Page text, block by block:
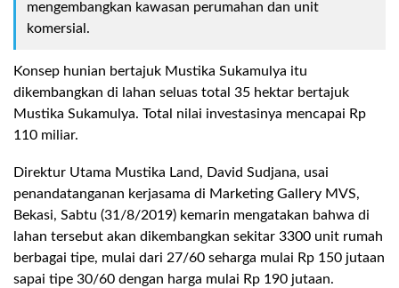
mengembangkan kawasan perumahan dan unit
komersial.
Konsep hunian bertajuk Mustika Sukamulya itu
dikembangkan di lahan seluas total 35 hektar bertajuk
Mustika Sukamulya. Total nilai investasinya mencapai Rp
110 miliar.
Direktur Utama Mustika Land, David Sudjana, usai
penandatanganan kerjasama di Marketing Gallery MVS,
Bekasi, Sabtu (31/8/2019) kemarin mengatakan bahwa di
lahan tersebut akan dikembangkan sekitar 3300 unit rumah
berbagai tipe, mulai dari 27/60 seharga mulai Rp 150 jutaan
sapai tipe 30/60 dengan harga mulai Rp 190 jutaan.